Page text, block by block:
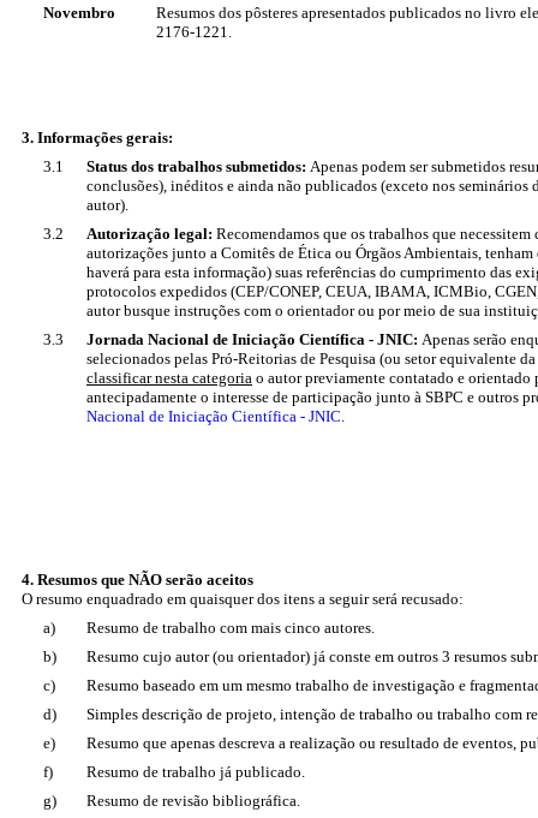
Novembro
Resumos dos pôsteres apresentados publicados no livro
2176-1221.
3. Informações gerais:
3.1
Status dos trabalhos submetidos: Apenas podem ser submetidos
conclusões), inéditos e ainda não publicados (exceto nos
autor).
3.2
Autorização legal: Recomendamos que os trabalhos que
autorizações junto a Comitês de Ética ou Órgãos Ambientais,
haverá para esta informação) suas referências do cumprimento das
protocolos expedidos (CEP/CONEP, CEUA, IBAMA, ICMBio,
autor busque instruções com o orientador ou por meio de sua
3.3
Jornada Nacional de Iniciação Científica - JNIC: Apenas serão
selecionados pelas Pró-Reitorias de Pesquisa (ou setor equivalente
classificar nesta categoria o autor previamente contatado e
antecipadamente o interesse de participação junto à SBPC e outros
Nacional de Iniciação Científica - JNIC.
4. Resumos que NÃO serão aceitos
O resumo enquadrado em quaisquer dos itens a seguir será recusado:
a)
Resumo de trabalho com mais cinco autores.
b)
Resumo cujo autor (ou orientador) já conste em outros 3 resumos
c)
Resumo baseado em um mesmo trabalho de investigação e
d)
Simples descrição de projeto, intenção de trabalho ou trabalho com
e)
Resumo que apenas descreva a realização ou resultado de eventos,
f)
Resumo de trabalho já publicado.
g)
Resumo de revisão bibliográfica.